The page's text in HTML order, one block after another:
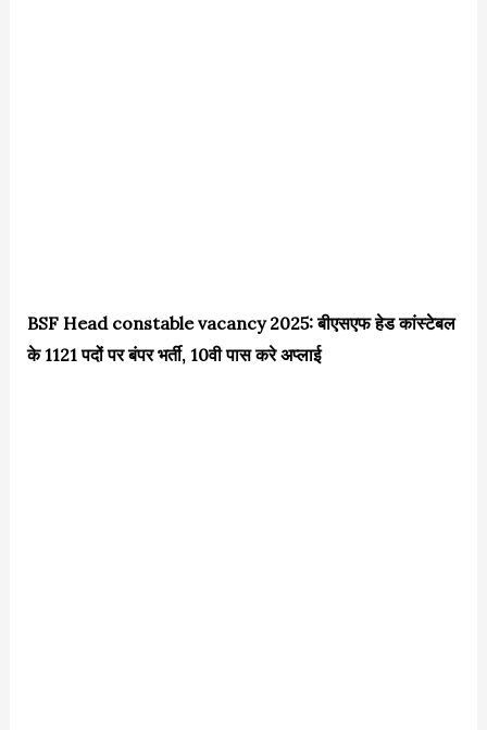
BSF Head constable vacancy 2025: बीएसएफ हेड कांस्टेबल
के 1121 पदों पर बंपर भर्ती, 10वी पास करे अप्लाई